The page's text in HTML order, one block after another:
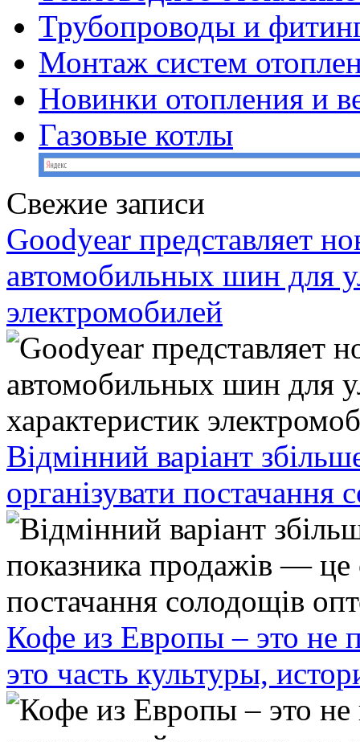
Трубопроводы и
Монтаж систем
Новинки отопления и
Газовые котлы
Свежие записи
Goodyear представляет
автомобильных шин для
электромобилей
Відмінний варіант
організувати постачання
Кофе из Европы – это не
это часть культуры,